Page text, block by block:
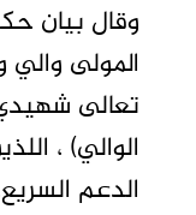
وقال بيان
المولى والي
تعالى
الوالي) ،
الدعم